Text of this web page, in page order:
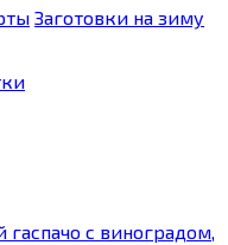
Заготовки на зиму
с виноградом,